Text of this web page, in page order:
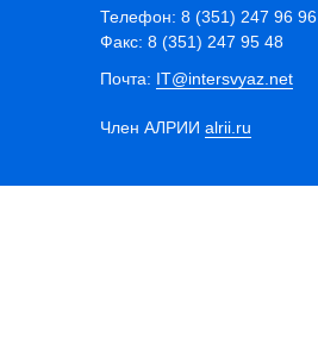
Почта: IT@intersvyaz.net
Телефон: 8 (351) 247 96 96
Факс: 8 (351) 247 95 48
Член АЛРИИ alrii.ru